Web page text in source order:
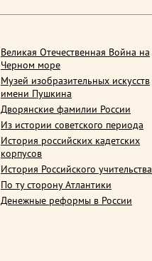
Великая Отечественная Война на
Черном море
Музей изобразительных искусств
имени Пушкина
Дворянские фамилии России
Из истории советского периода
История российских кадетских
корпусов
История Российского учительства
По ту сторону Атлантики
Денежные реформы в России